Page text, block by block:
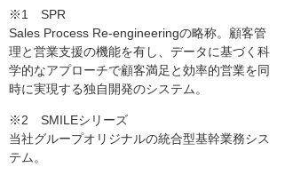
※1 SPR
Sales Process Re-engineeringの略称。顧客管
理と営業支援の機能を有し、データに基づく科
学的なアプローチで顧客満足と効率的営業を同
時に実現する独自開発のシステム。
※2 SMILEシリーズ
当社グループオリジナルの統合型基幹業務シス
テム。